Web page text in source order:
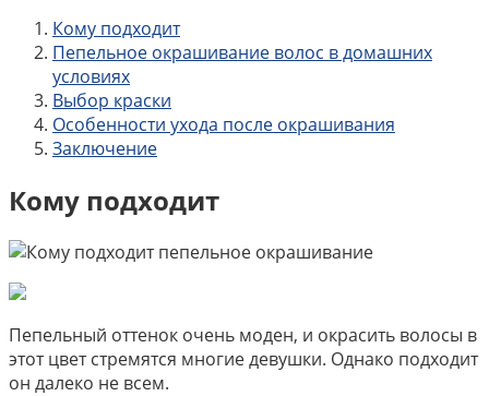
Кому подходит
Пепельное окрашивание волос в домашних
условиях
Выбор краски
Особенности ухода после окрашивания
Заключение
Кому подходит
Пепельный оттенок очень моден, и окрасить волосы в
этот цвет стремятся многие девушки. Однако подходит
он далеко не всем.